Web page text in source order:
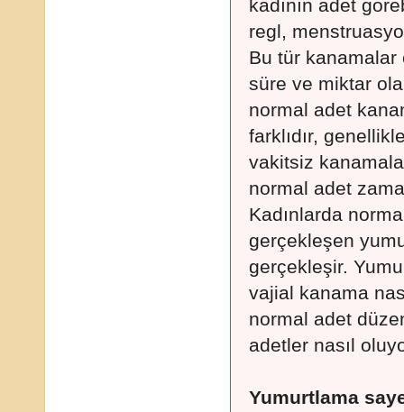
kadının adet
regl,
Bu tür kanamalar
süre ve miktar
normal adet
farklıdır,
vakitsiz
normal adet
Kadınlarda
gerçekleşen
gerçekleşir.
vajial kanama
normal adet
adetler nasıl
Yumurtlama